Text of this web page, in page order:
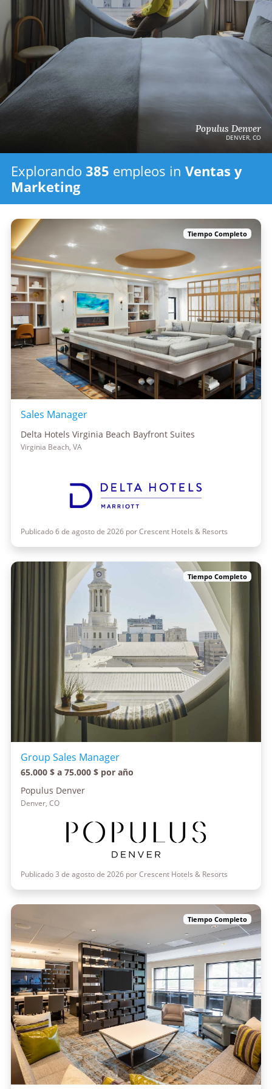
Populus Denver
DENVER, CO
Explorando 385 empleos in Ventas y
Marketing
Tiempo Completo
Sales Manager
Delta Hotels Virginia Beach Bayfront Suites
Virginia Beach, VA
Publicado 6 de agosto de 2026 por Crescent Hotels & Resorts
Tiempo Completo
Group Sales Manager
65.000 $ a 75.000 $ por año
Populus Denver
Denver, CO
Publicado 3 de agosto de 2026 por Crescent Hotels & Resorts
Tiempo Completo